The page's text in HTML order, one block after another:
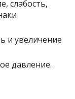
слабость,
и увеличение
давление.